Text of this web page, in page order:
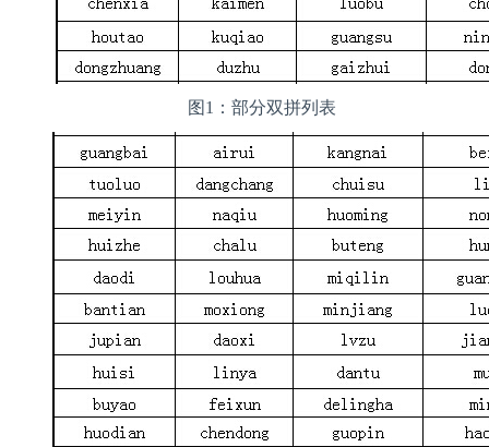
图1：部分双拼列表